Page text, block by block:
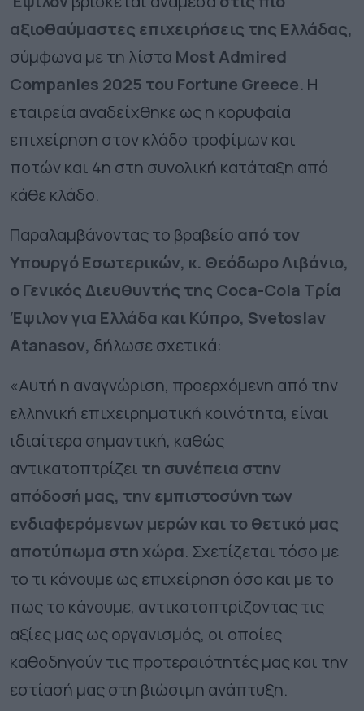
αξιοθαύμαστες επιχειρήσεις της Ελλάδας,
σύμφωνα με τη λίστα Most Admired
Companies 2025 του Fortune Greece. Η
εταιρεία αναδείχθηκε ως η κορυφαία
επιχείρηση στον κλάδο τροφίμων και
ποτών και 4η στη συνολική κατάταξη από
κάθε κλάδο.
Παραλαμβάνοντας το βραβείο από τον
Υπουργό Εσωτερικών, κ. Θεόδωρο Λιβάνιο,
ο Γενικός Διευθυντής της Coca-Cola Τρία
Έψιλον για Ελλάδα και Κύπρο, Svetoslav
Atanasov, δήλωσε σχετικά:
«Αυτή η αναγνώριση, προερχόμενη από την
ελληνική επιχειρηματική κοινότητα, είναι
ιδιαίτερα σημαντική, καθώς
αντικατοπτρίζει τη συνέπεια στην
απόδοσή μας, την εμπιστοσύνη των
ενδιαφερόμενων μερών και το θετικό μας
αποτύπωμα στη χώρα. Σχετίζεται τόσο με
το τι κάνουμε ως επιχείρηση όσο και με το
πως το κάνουμε, αντικατοπτρίζοντας τις
αξίες μας ως οργανισμός, οι οποίες
καθοδηγούν τις προτεραιότητές μας και την
εστίασή μας στη βιώσιμη ανάπτυξη.